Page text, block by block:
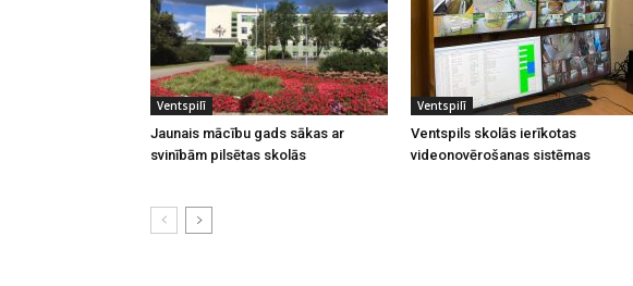
Ventspilī
Jaunais mācību gads sākas ar
svinībām pilsētas skolās
Ventspilī
Ventspils skolās ierīkotas
videonovērošanas sistēmas